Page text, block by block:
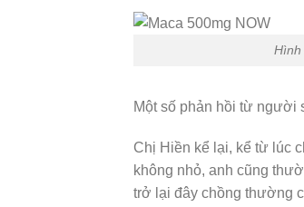
Hình
Một số phản hồi từ người
Chị Hiền kể lại, kể từ lúc
không nhỏ, anh cũng
trở lại đây chồng thường